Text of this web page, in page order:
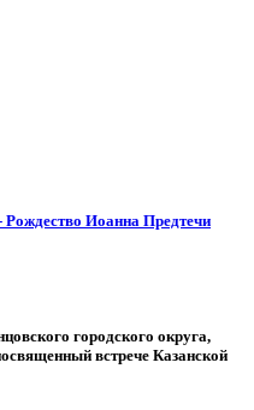
Иоанна Предтечи
городского округа,
встрече Казанской